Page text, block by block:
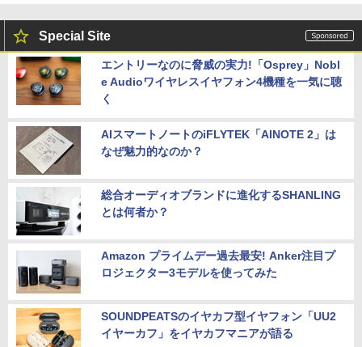
Special Site
エントリーなのに脅威の実力!「Osprey」Nobl
e Audioワイヤレスイヤフォン4機種を一気に聴
く
AIスマートノートのiFLYTEK「AINOTE 2」は
なぜ魅力的なのか？
総合オーディオブランドに進化するSHANLING
とは何者か？
Amazon プライムデー過去最安! Anker注目プ
ロジェクター3モデルを使ってみた
SOUNDPEATSのイヤカフ型イヤフォン「UU2
イヤーカフ」をイヤカフマニアが語る